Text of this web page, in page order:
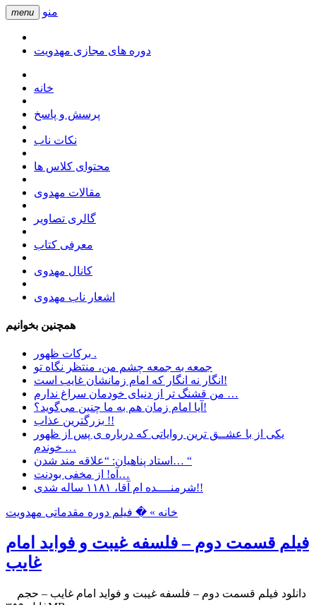
menu منو
دوره های مجازی مهدویت
خانه
پرسش و پاسخ
نکات ناب
محتوای کلاس ها
مقالات مهدوی
گالری تصاویر
معرفی کتاب
کانال مهدوی
اشعار ناب مهدوی
همچنین بخوانیم
برکات ظهور .
جمعه به جمعه چشم من، منتظر نگاه تو
انگار نه انگار که امام زمانشان غایب است!
ﻣﻦ ﻗﺸﻨﮓ ﺗﺮ ﺍﺯ ﺩﻧﯿﺎﯼ ﺧﻮﺩﻣﺎﻥ ﺳﺮﺍﻍ ﻧﺪﺍﺭﻡ …
آیا امام زمان هم به ما چنین می‌گوید؟!
بزرگترین عذاب !!
یکی از با عشــق ترین روایاتی که درباره ی پس از ظهور
خوندم …
استاد پناهیان: “علاقه مند شدن… “
آه! از مخفی بودنت…
شرمنــــده ام آقا، ۱۱۸۱ ساله شدی!!
خانه » � فیلم دوره مقدماتی مهدویت
فیلم قسمت دوم – فلسفه غیبت و فواید امام
غایب